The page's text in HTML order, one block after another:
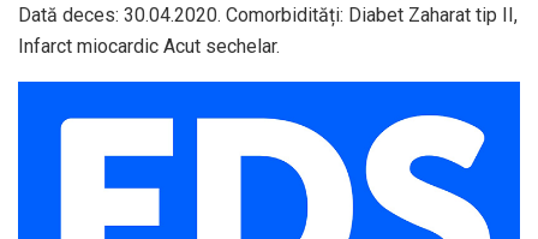
Dată deces: 30.04.2020. Comorbidități: Diabet Zaharat tip II,
Infarct miocardic Acut sechelar.